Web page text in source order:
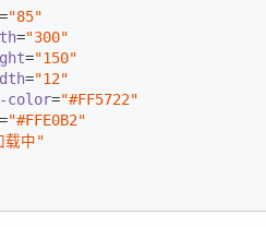
="85"
="300"
="150"
="12"
color="#FF5722"
="#FFE0B2"
载中"